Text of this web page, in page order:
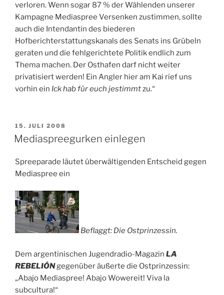
verloren. Wenn sogar 87 % der Wählenden unserer
Kampagne Mediaspree Versenken zustimmen, sollte
auch die Intendantin des biederen
Hofberichterstattungskanals des Senats ins Grübeln
geraten und die fehlgerichtete Politik endlich zum
Thema machen. Der Osthafen darf nicht weiter
privatisiert werden! Ein Angler hier am Kai rief uns
vorhin ein Ick hab für euch jestimmtzu.“
VERÖFFENTLICHT
AM
15. JULI 2008
Mediaspreegurken einlegen
Spreeparade läutet überwältigenden Entscheid gegen
Mediaspree ein
Beflaggt: Die Ostprinzessin.
Dem argentinischen Jugendradio-Magazin LA
REBELIÓNgegenüber äußerte die Ostprinzessin:
„Abajo Mediaspree! Abajo Wowereit! Viva la
subcultura!“